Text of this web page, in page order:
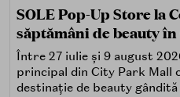
SOLE Pop-Up Store la
săptămâni de beauty
Între 27 iulie și 9 august
principal din City Park Mall
destinație de beauty gândită